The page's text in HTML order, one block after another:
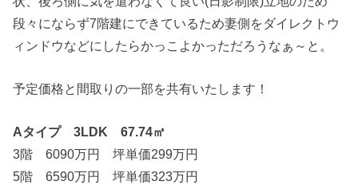
段々にならず7階建にできているため妻側をダイレクトウ
ィンドウなどにしたらかっこよかっただろうなぁ～と。
予定価格と間取りの一部を共有いたします！
Aタイプ 3LDK 67.74㎡
3階 6090万円 坪単価299万円
5階 6590万円 坪単価323万円